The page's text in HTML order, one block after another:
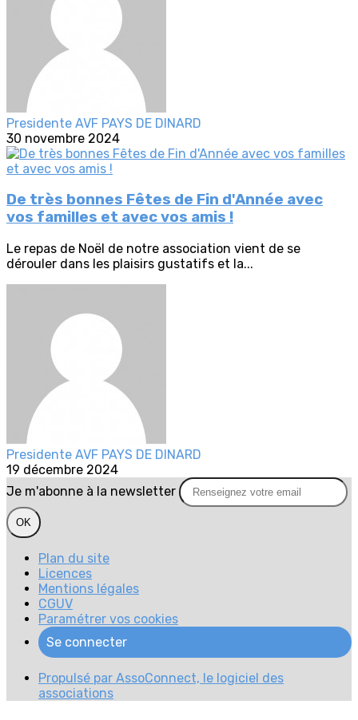
Presidente AVF PAYS DE DINARD
30 novembre 2024
De très bonnes Fêtes de Fin d'Année avec
vos familles et avec vos amis !
Le repas de Noël de notre association vient de se
dérouler dans les plaisirs gustatifs et la...
Presidente AVF PAYS DE DINARD
19 décembre 2024
Je m'abonne à la newsletter
OK
Plan du site
Licences
Mentions légales
CGUV
Paramétrer vos cookies
Se connecter
Propulsé par AssoConnect, le logiciel des
associations